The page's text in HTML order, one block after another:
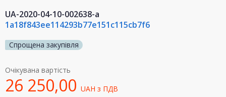
UA-2020-04-10-002638-a
1a18f843ee114293b77e151c115cb7f6
Спрощена закупівля
Очікувана вартість
26 250,00 UAH з ПДВ